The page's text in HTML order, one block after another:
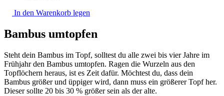
In den Warenkorb legen
Bambus umtopfen
Steht dein Bambus im Topf, solltest du alle zwei bis vier Jahre im
Frühjahr den Bambus umtopfen. Ragen die Wurzeln aus den
Topflöchern heraus, ist es Zeit dafür. Möchtest du, dass dein
Bambus größer und üppiger wird, dann muss ein größerer Topf her.
Dieser sollte 20 bis 30 % größer sein als der alte.